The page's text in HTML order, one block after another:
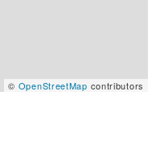
© OpenStreetMap contributors